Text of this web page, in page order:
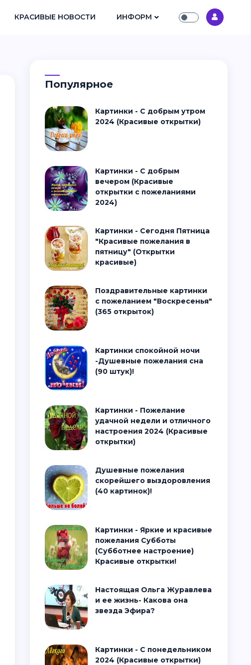
КРАСИВЫЕ НОВОСТИ ИНФОРМ
Популярное
Картинки - С добрым утром
2024 (Красивые открытки)
Картинки - С добрым
вечером (Красивые
открытки с пожеланиями
2024)
Картинки - Сегодня Пятница
"Красивые пожелания в
пятницу" (Открытки
красивые)
Поздравительные картинки
с пожеланием "Воскресенья"
(365 открыток)
Картинки спокойной ночи
-Душевные пожелания сна
(90 штук)!
Картинки - Пожелание
удачной недели и отличного
настроения 2024 (Красивые
открытки)
Душевные пожелания
скорейшего выздоровления
(40 картинок)!
Картинки - Яркие и красивые
пожелания Субботы
(Субботнее настроение)
Красивые открытки!
Настоящая Ольга Журавлева
и ее жизнь- Какова она
звезда Эфира?
Картинки - С понедельником
2024 (Красивые открытки)